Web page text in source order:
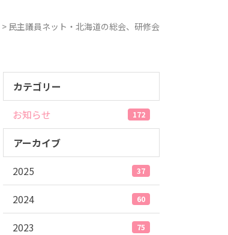
> 民主議員ネット・北海道の総会、研修会
カテゴリー
お知らせ
172
アーカイブ
2025
37
2024 60
2023 75